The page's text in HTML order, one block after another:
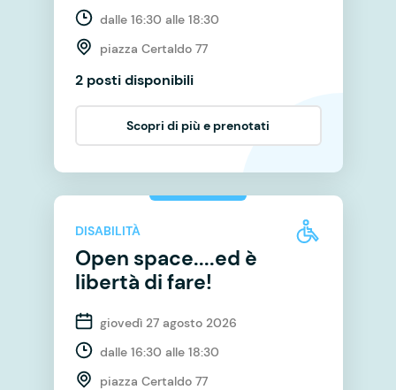
dalle 16:30 alle 18:30
piazza Certaldo 77
2 posti disponibili
Scopri di più e prenotati
DISABILITÀ
Open space....ed è
libertà di fare!
giovedì 27 agosto 2026
dalle 16:30 alle 18:30
piazza Certaldo 77